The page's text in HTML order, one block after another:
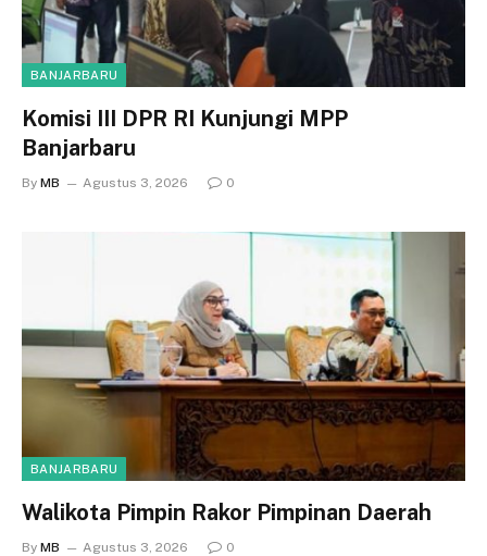
BANJARBARU
Komisi III DPR RI Kunjungi MPP
Banjarbaru
By MB Agustus 3, 2026 0
BANJARBARU
Walikota Pimpin Rakor Pimpinan Daerah
By MB Agustus 3, 2026 0